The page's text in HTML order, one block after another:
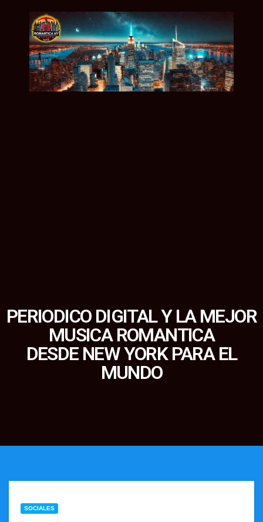
PERIODICO DIGITAL Y LA MEJOR
MUSICA ROMANTICA
DESDE NEW YORK PARA EL
MUNDO
SOCIALES